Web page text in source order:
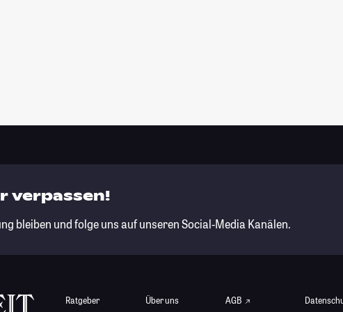
verpassen!
bleiben und folge uns auf unseren Social-Media Kanälen.
Ratgeber Über uns AGB